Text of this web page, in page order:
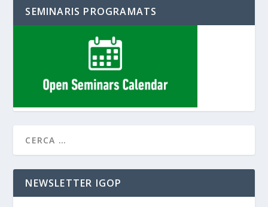
SEMINARIS PROGRAMATS
NEWSLETTER IGOP